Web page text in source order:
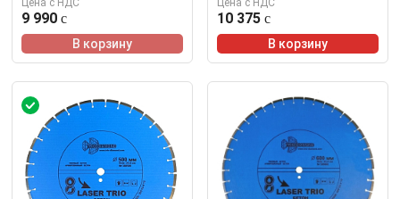
Цена с НДС
9 990
В корзину
Цена с НДС
10 375
В корзину